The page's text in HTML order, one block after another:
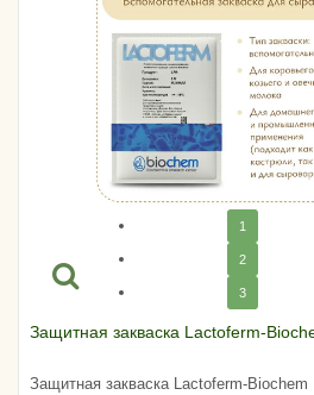
1
2
3
Защитная закваска Lactoferm-
Защитная закваска Lactoferm-Biochem